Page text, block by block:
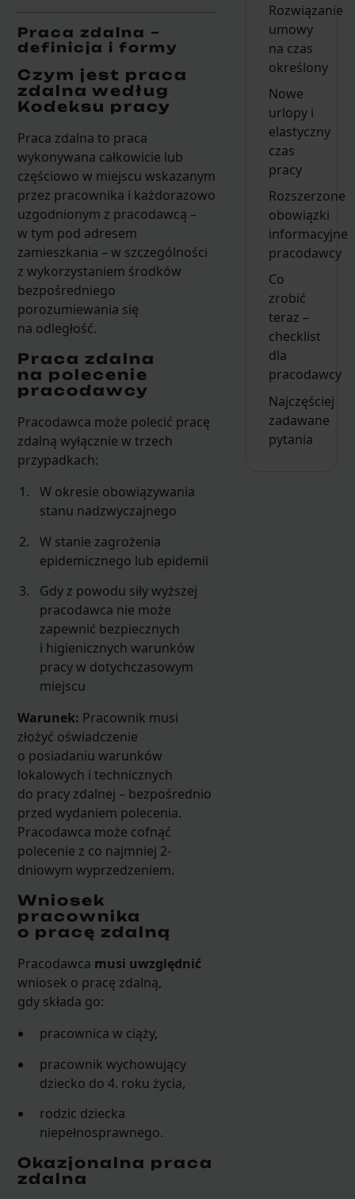
Praca zdalna –
definicja i formy
Czym jest praca
zdalna według
Kodeksu pracy
Praca zdalna to praca
wykonywana całkowicie lub
częściowo w miejscu wskazanym
przez pracownika i każdorazowo
uzgodnionym z pracodawcą –
w tym pod adresem
zamieszkania – w szczególności
z wykorzystaniem środków
bezpośredniego
porozumiewania się
na odległość.
Praca zdalna
na polecenie
pracodawcy
Pracodawca może polecić pracę
zdalną wyłącznie w trzech
przypadkach:
W okresie obowiązywania
stanu nadzwyczajnego
W stanie zagrożenia
epidemicznego lub epidemii
Gdy z powodu siły wyższej
pracodawca nie może
zapewnić bezpiecznych
i higienicznych warunków
pracy w dotychczasowym
miejscu
Warunek: Pracownik musi
złożyć oświadczenie
o posiadaniu warunków
lokalowych i technicznych
do pracy zdalnej – bezpośrednio
przed wydaniem polecenia.
Pracodawca może cofnąć
polecenie z co najmniej 2-
dniowym wyprzedzeniem.
Wniosek
pracownika
o pracę zdalną
Pracodawca musi uwzględnić
wniosek o pracę zdalną,
gdy składa go:
pracownica w ciąży,
pracownik wychowujący
dziecko do 4. roku życia,
rodzic dziecka
niepełnosprawnego.
Okazjonalna praca
zdalna
Rozwiązanie
umowy
na czas
określony
Nowe
urlopy i
elastyczny
czas
pracy
Rozszerzone
obowiązki
informacyjne
pracodawcy
Co
zrobić
teraz –
checklist
dla
pracodawcy
Najczęściej
zadawane
pytania